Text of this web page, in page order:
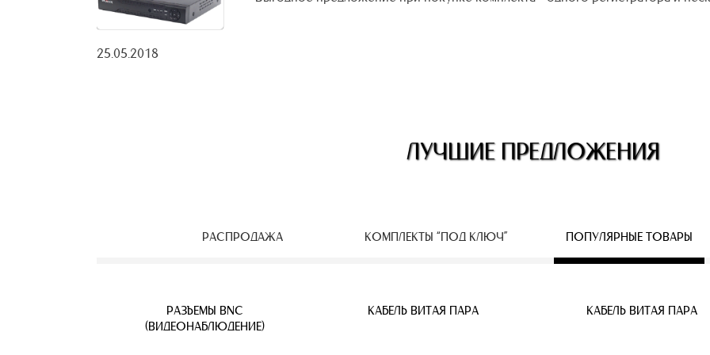
25.05.2018
ЛУЧШИЕ ПРЕДЛОЖЕНИЯ
РАСПРОДАЖА КОМПЛЕКТЫ “ПОД КЛЮЧ” ПОПУЛЯРНЫЕ ТОВАРЫ
УЛИЧНЫЕ IP КАМЕРЫ БЕСПРОВОДНЫЕ IP КАМЕРЫ КАБЕЛЬ ВИТАЯ ПАРА
РАЗЪЕМЫ BNC
(ВИДЕОНАБЛЮДЕНИЕ)
КАБЕЛЬ ВИТАЯ ПАРА КАБЕЛЬ ВИТАЯ ПАРА
КАБЕЛЬ ВИТАЯ ПАРА КАБЕЛЬ ВИТАЯ ПАРА КАБЕЛЬ ВИТАЯ ПАРА